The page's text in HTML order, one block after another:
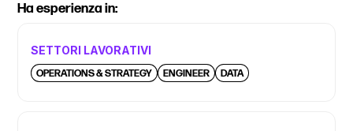
Ha esperienza in:
SETTORI LAVORATIVI
OPERATIONS & STRATEGY ENGINEER DATA